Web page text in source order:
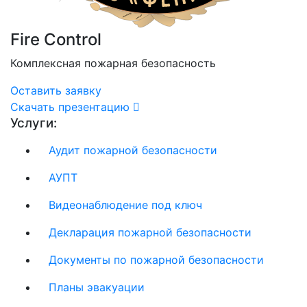
Fire Control
Комплексная пожарная безопасность
Оставить заявку
Скачать презентацию
Услуги:
Аудит пожарной безопасности
АУПТ
Видеонаблюдение под ключ
Декларация пожарной безопасности
Документы по пожарной безопасности​
Планы эвакуации